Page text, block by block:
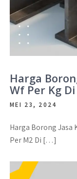
Harga
Wf Per Kg
MEI 23, 2024
Harga Borong Jasa
Per M2 Di […]